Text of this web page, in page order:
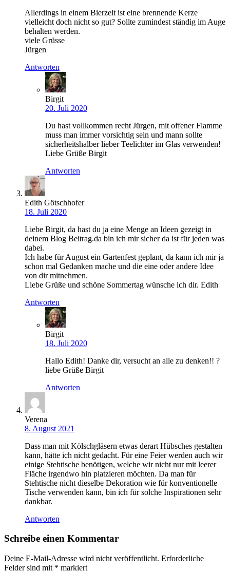
Allerdings in einem Bierzelt ist eine brennende Kerze
vielleicht doch nicht so gut? Sollte zumindest ständig im Auge
behalten werden.
viele Grüsse
Jürgen
Antworten
Birgit
20. Juli 2020
Du hast vollkommen recht Jürgen, mit offener Flamme
muss man immer vorsichtig sein und mann sollte
sicherheitshalber lieber Teelichter im Glas verwenden!
Liebe Grüße Birgit
Antworten
Edith Götschhofer
18. Juli 2020
Liebe Birgit, da hast du ja eine Menge an Ideen gezeigt in
deinem Blog Beitrag.da bin ich mir sicher da ist für jeden was
dabei.
Ich habe für August ein Gartenfest geplant, da kann ich mir ja
schon mal Gedanken mache und die eine oder andere Idee
von dir mitnehmen.
Liebe Grüße und schöne Sommertag wünsche ich dir. Edith
Antworten
Birgit
18. Juli 2020
Hallo Edith! Danke dir, versucht an alle zu denken!! ?
liebe Grüße Birgit
Antworten
Verena
8. August 2021
Dass man mit Kölschgläsern etwas derart Hübsches gestalten
kann, hätte ich nicht gedacht. Für eine Feier werden auch wir
einige Stehtische benötigen, welche wir nicht nur mit leerer
Fläche irgendwo hin platzieren möchten. Da man für
Stehtische nicht dieselbe Dekoration wie für konventionelle
Tische verwenden kann, bin ich für solche Inspirationen sehr
dankbar.
Antworten
Schreibe einen Kommentar
Deine E-Mail-Adresse wird nicht veröffentlicht. Erforderliche
Felder sind mit * markiert